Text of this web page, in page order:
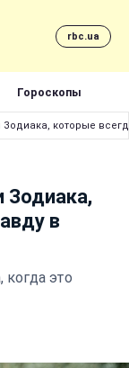
rbc.ua
Гороскопы
которые
Зодиака,
в
это